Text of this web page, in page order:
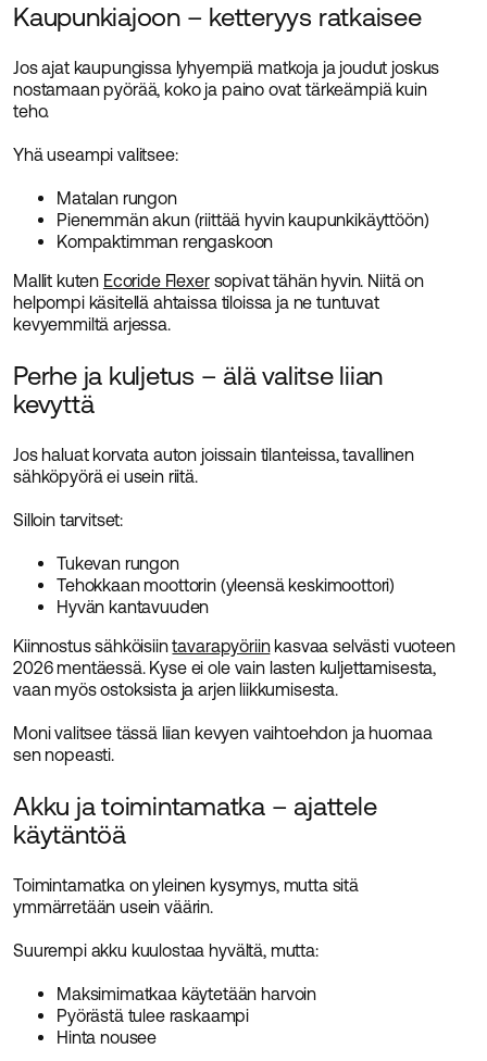
Kaupunkiajoon – ketteryys ratkaisee
Jos ajat kaupungissa lyhyempiä matkoja ja joudut joskus
nostamaan pyörää, koko ja paino ovat tärkeämpiä kuin
teho.
Yhä useampi valitsee:
Matalan rungon
Pienemmän akun (riittää hyvin kaupunkikäyttöön)
Kompaktimman rengaskoon
Mallit kuten Ecoride Flexersopivat tähän hyvin. Niitä on
helpompi käsitellä ahtaissa tiloissa ja ne tuntuvat
kevyemmiltä arjessa.
Perhe ja kuljetus – älä valitse liian
kevyttä
Jos haluat korvata auton joissain tilanteissa, tavallinen
sähköpyörä ei usein riitä.
Silloin tarvitset:
Tukevan rungon
Tehokkaan moottorin (yleensä keskimoottori)
Hyvän kantavuuden
Kiinnostus sähköisiintavarapyöriinkasvaa selvästi vuoteen
2026 mentäessä. Kyse ei ole vain lasten kuljettamisesta,
vaan myös ostoksista ja arjen liikkumisesta.
Moni valitsee tässä liian kevyen vaihtoehdon ja huomaa
sen nopeasti.
Akku ja toimintamatka – ajattele
käytäntöä
Toimintamatka on yleinen kysymys, mutta sitä
ymmärretään usein väärin.
Suurempi akku kuulostaa hyvältä, mutta:
Maksimimatkaa käytetään harvoin
Pyörästä tulee raskaampi
Hinta nousee